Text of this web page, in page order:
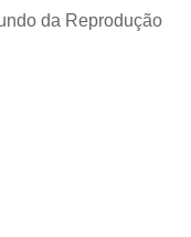
da Reprodução